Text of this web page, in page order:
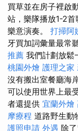
買草並在房子裡啟
站，樂隊播放1-2
樂意演奏。 打掃阿
牙買加詞彙量最常
推薦 我們計劃放鬆
桃園外燴 護理之家
沒有搬出室餐廳海
可以使用世界上最
者還提供 宜蘭外燴
摩療程 道路野生動
護照申請 外遇 除